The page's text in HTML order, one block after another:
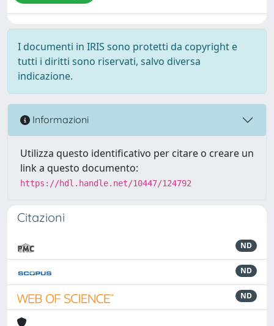
I documenti in IRIS sono protetti da copyright e
tutti i diritti sono riservati, salvo diversa
indicazione.
Informazioni
Utilizza questo identificativo per citare o creare un
link a questo documento:
https://hdl.handle.net/10447/124792
Citazioni
ND
ND
ND